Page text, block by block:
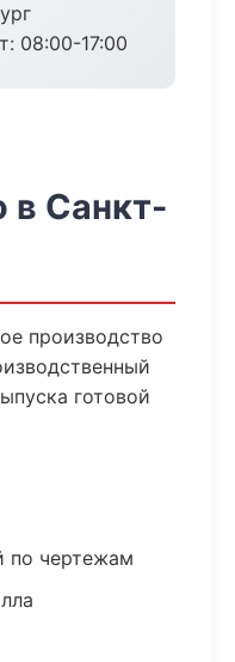
08:00-17:00
в Санкт-
производство
готовой
по чертежам